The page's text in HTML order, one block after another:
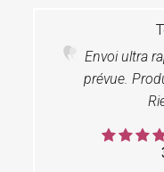
Envoi ultra
prévue.